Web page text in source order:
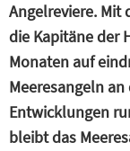
Angelreviere. Mit
die Kapitäne der
Monaten auf
Meeresangeln
Entwicklungen
bleibt das